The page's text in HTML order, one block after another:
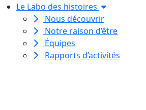
Le Labo des histoires
Nous découvrir
Notre raison d’être
Équipes
Rapports d’activités